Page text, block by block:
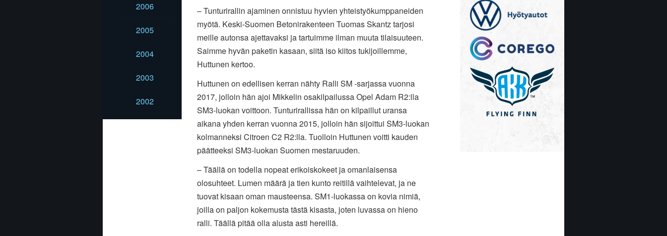
2006
2005
2004
2003
2002
– Tunturirallin ajaminen onnistuu hyvien yhteistyökumppaneiden
myötä. Keski-Suomen Betonirakenteen Tuomas Skantz tarjosi
meille autonsa ajettavaksi ja tartuimme ilman muuta tilaisuuteen.
Saimme hyvän paketin kasaan, siitä iso kiitos tukijoillemme,
Huttunen kertoo.
Huttunen on edellisen kerran nähty Ralli SM -sarjassa vuonna
2017, jolloin hän ajoi Mikkelin osakilpailussa Opel Adam R2:lla
SM3-luokan voittoon. Tunturirallissa hän on kilpaillut uransa
aikana yhden kerran vuonna 2015, jolloin hän sijoittui SM3-luokan
kolmanneksi Citroen C2 R2:lla. Tuolloin Huttunen voitti kauden
päätteeksi SM3-luokan Suomen mestaruuden.
– Täällä on todella nopeat erikoiskokeet ja omanlaisensa
olosuhteet. Lumen määrä ja tien kunto reitillä vaihtelevat, ja ne
tuovat kisaan oman mausteensa. SM1-luokassa on kovia nimiä,
joilla on paljon kokemusta tästä kisasta, joten luvassa on hieno
ralli. Täällä pitää olla alusta asti hereillä.